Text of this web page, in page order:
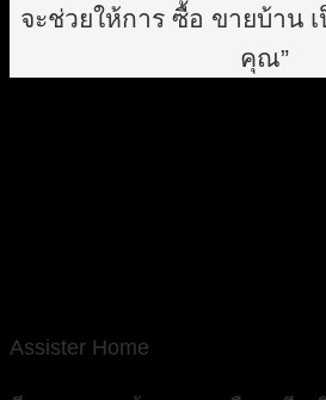
จะช่วยให้การ ซื้อ ขายบ้าน เ
คุณ”
Assister Home